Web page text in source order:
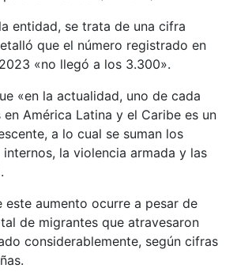
entidad, se trata de una cifra
que el número registrado en
«no llegó a los 3.300».
«en la actualidad, uno de cada
América Latina y el Caribe es un
a lo cual se suman los
la violencia armada y las
este aumento ocurre a pesar de
de migrantes que atravesaron
considerablemente, según cifras